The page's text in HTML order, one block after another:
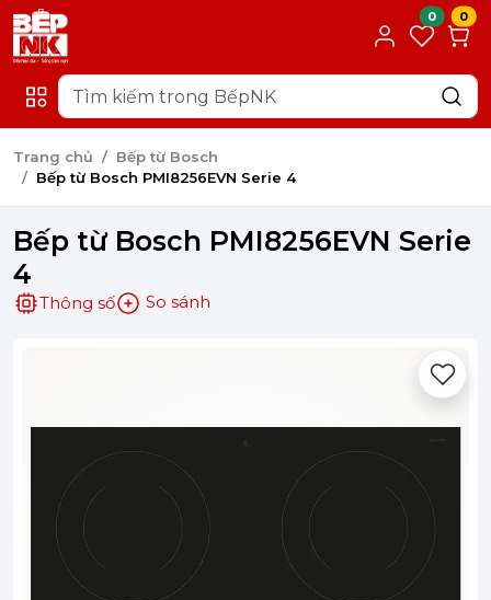
0 0
Trang chủ
Bếp từ Bosch
Bếp từ Bosch PMI8256EVN Serie 4
Bếp từ Bosch PMI8256EVN Serie
4
Thông số So sánh